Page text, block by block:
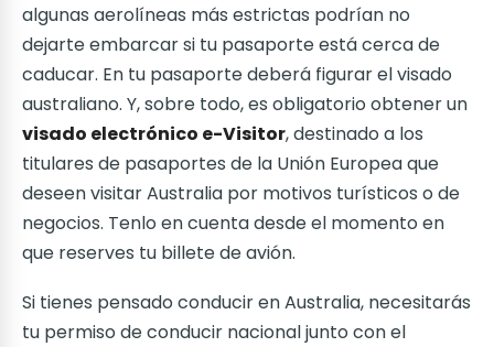
algunas aerolíneas más estrictas podrían no
dejarte embarcar si tu pasaporte está cerca de
caducar. En tu pasaporte deberá figurar el visado
australiano. Y, sobre todo, es obligatorio obtener un
visado electrónico e-Visitor, destinado a los
titulares de pasaportes de la Unión Europea que
deseen visitar Australia por motivos turísticos o de
negocios. Tenlo en cuenta desde el momento en
que reserves tu billete de avión.
Si tienes pensado conducir en Australia, necesitarás
tu permiso de conducir nacional junto con el